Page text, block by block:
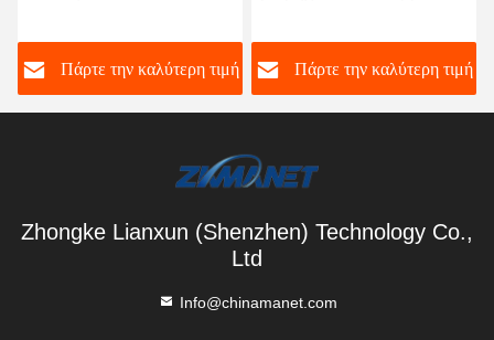
Συχνότητα 1400-
1460MHz, Ρυθμό
Δεδομένων 82Mbps και
Πάρτε την καλύτερη τιμή
1.4GHz/5.8GHz 90Mbps
και προστασία IP67
Πάρτε την καλύτερη τιμή
Zhongke Lianxun (Shenzhen) Technology Co.,
Ltd
Info@chinamanet.com